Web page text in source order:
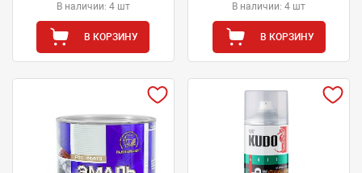
В наличии: 4 шт
В КОРЗИНУ
В наличии: 4 шт
В КОРЗИНУ